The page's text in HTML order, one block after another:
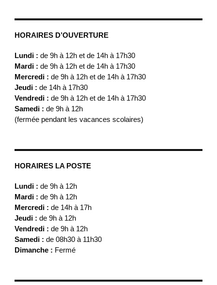
HORAIRES D’OUVERTURE
Lundi : de 9h à 12h et de 14h à 17h30
Mardi : de 9h à 12h et de 14h à 17h30
Mercredi : de 9h à 12h et de 14h à 17h30
Jeudi : de 14h à 17h30
Vendredi : de 9h à 12h et de 14h à 17h30
Samedi : de 9h à 12h
(fermée pendant les vacances scolaires)
HORAIRES LA POSTE
Lundi : de 9h à 12h
Mardi : de 9h à 12h
Mercredi : de 14h à 17h
Jeudi : de 9h à 12h
Vendredi : de 9h à 12h
Samedi : de 08h30 à 11h30
Dimanche : Fermé